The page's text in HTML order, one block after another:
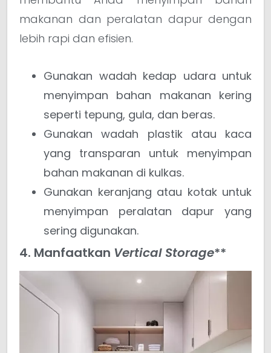
makanan dan peralatan dapur dengan
lebih rapi dan efisien.
Gunakan wadah kedap udara untuk
menyimpan bahan makanan kering
seperti tepung, gula, dan beras.
Gunakan wadah plastik atau kaca
yang transparan untuk menyimpan
bahan makanan di kulkas.
Gunakan keranjang atau kotak untuk
menyimpan peralatan dapur yang
sering digunakan.
4. Manfaatkan Vertical Storage**